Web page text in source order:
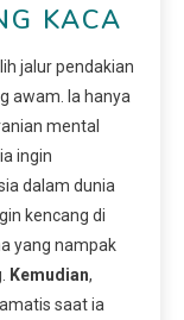
KACA
jalur pendakian
awam. Ia hanya
mental
ingin
dalam dunia
kencang di
yang nampak
Kemudian,
saat ia